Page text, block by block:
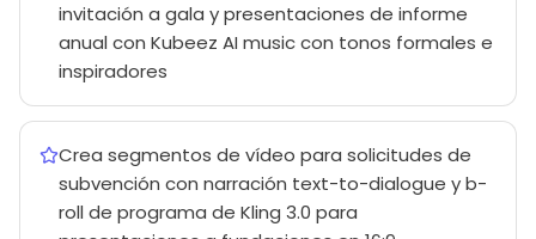
invitación a gala y presentaciones de informe
anual con Kubeez AI music con tonos formales e
inspiradores
Crea segmentos de vídeo para solicitudes de
subvención con narración text-to-dialogue y b-
roll de programa de Kling 3.0 para